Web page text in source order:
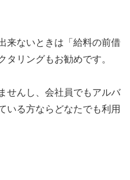
来ないときは「給料の前借
タリングもお勧めです。
せんし、会社員でもアルバ
いる方ならどなたでも利用